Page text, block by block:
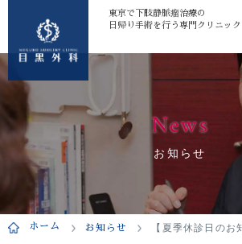
東京で下肢静脈瘤治療の
日帰り手術を行う専門クリニック
News
お知らせ
ホーム お知らせ 【夏季休診日のお